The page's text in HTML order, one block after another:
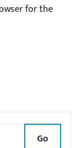
for the
Go